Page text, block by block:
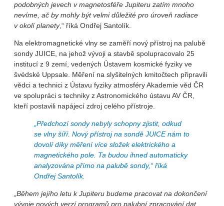
podobných jevech v magnetosféře Jupiteru zatím mnoho
nevíme, ač by mohly být velmi důležité pro úroveň radiace
v okolí planety,“ říká Ondřej Santolík.
Na elektromagnetické vlny se zaměří nový přístroj na palubě
sondy JUICE, na jehož vývoji a stavbě spolupracovalo 25
institucí z 9 zemí, vedených Ústavem kosmické fyziky ve
švédské Uppsale. Měření na slyšitelných kmitočtech připravili
vědci a technici z Ústavu fyziky atmosféry Akademie věd ČR
ve spolupráci s techniky z Astronomického ústavu AV ČR,
kteří postavili napájecí zdroj celého přístroje.
„Předchozí sondy nebyly schopny zjistit, odkud
se vlny šíří. Nový přístroj na sondě JUICE nám to
dovolí díky měření více složek elektrického a
magnetického pole. Ta budou ihned automaticky
analyzována přímo na palubě sondy,“ říká
Ondřej Santolík.
„Během jejího letu k Jupiteru budeme pracovat na dokončení
vývoje nových verzí programů pro palubní zpracování dat,